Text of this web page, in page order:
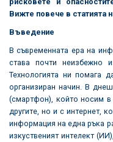
Вижте повече в статията
Въведение
В съвременната ера на
става почти неизбежно
Технологията ни помага
организиран начин. В
(смартфон), който носим
другите, но и с интернет,
информация на една ръка
изкуственият интелект